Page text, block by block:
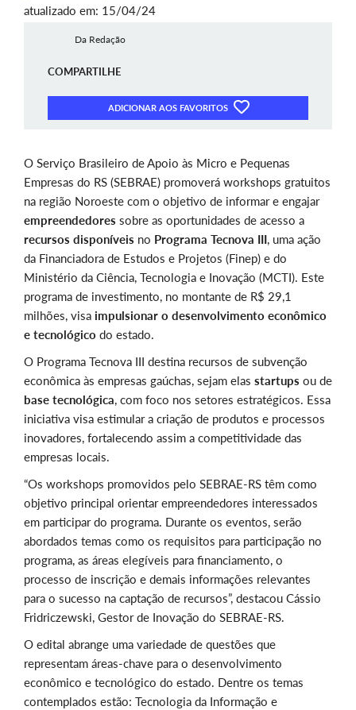
atualizado em: 15/04/24
Da Redação
COMPARTILHE
ADICIONAR AOS FAVORITOS
O Serviço Brasileiro de Apoio às Micro e Pequenas
Empresas do RS (SEBRAE) promoverá workshops gratuitos
na região Noroeste com o objetivo de informar e engajar
empreendedores sobre as oportunidades de acesso a
recursos disponíveis no Programa Tecnova III, uma ação
da Financiadora de Estudos e Projetos (Finep) e do
Ministério da Ciência, Tecnologia e Inovação (MCTI). Este
programa de investimento, no montante de R$ 29,1
milhões, visa impulsionar o desenvolvimento econômico
e tecnológico do estado.
O Programa Tecnova III destina recursos de subvenção
econômica às empresas gaúchas, sejam elas startups ou de
base tecnológica, com foco nos setores estratégicos. Essa
iniciativa visa estimular a criação de produtos e processos
inovadores, fortalecendo assim a competitividade das
empresas locais.
“Os workshops promovidos pelo SEBRAE-RS têm como
objetivo principal orientar empreendedores interessados
em participar do programa. Durante os eventos, serão
abordados temas como os requisitos para participação no
programa, as áreas elegíveis para financiamento, o
processo de inscrição e demais informações relevantes
para o sucesso na captação de recursos”, destacou Cássio
Fridriczewski, Gestor de Inovação do SEBRAE-RS.
O edital abrange uma variedade de questões que
representam áreas-chave para o desenvolvimento
econômico e tecnológico do estado. Dentre os temas
contemplados estão: Tecnologia da Informação e